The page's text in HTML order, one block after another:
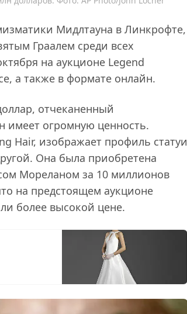
Мидлтауна в Линкрофте,
Граалем среди всех
на аукционе Legend
а также в формате онлайн.
отчеканенный
имеет огромную ценность.
Hair, изображает профиль статуи
Она была приобретена
Мореланом за 10 миллионов
на предстоящем аукционе
более высокой цене.